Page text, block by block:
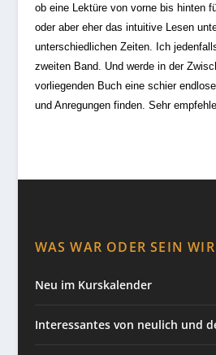
ob eine Lektüre von vorne bis hinten
oder aber eher das intuitive Lesen
unterschiedlichen Zeiten. Ich
zweiten Band. Und werde in der
vorliegenden Buch eine schier
und Anregungen finden. Sehr
WAS WAR ODER SEIN
Neu im Kurskalender
Interessantes von neulich und